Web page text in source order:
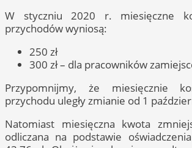
W styczniu 2020 r. miesięczne
przychodów wyniosą:
250 zł
300 zł – dla pracowników
Przypomnijmy, że miesięcznie
przychodu uległy zmianie od 1
Natomiast miesięczna kwota
odliczana na podstawie